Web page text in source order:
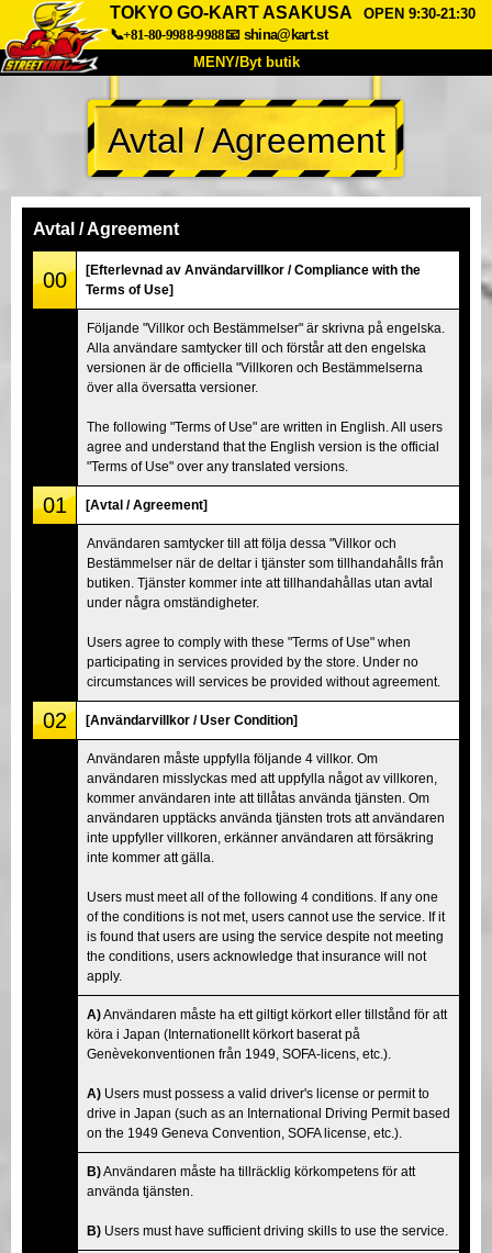
TOKYO GO-KART ASAKUSA
OPEN 9:30-21:30
📞+81-80-9988-9988📧 shina@kart.st
MENY/Byt butik
HEM
Om oss Specifikationer Pris
Företag
Tokyo Shinagawa
Tokyo Akihabara#2 Tokyo Shibuya
Tokyo Shibuya Annex Tokyo Bay
Okinawa
Avtal / Agreement
Avtal / Agreement
00
[Efterlevnad av Användarvillkor / Compliance with the
Terms of Use]
Följande "Villkor och Bestämmelser" är skrivna på engelska.
Alla användare samtycker till och förstår att den engelska
versionen är de officiella "Villkoren och Bestämmelserna
över alla översatta versioner.
The following "Terms of Use" are written in English. All users
agree and understand that the English version is the official
"Terms of Use" over any translated versions.
01 [Avtal / Agreement]
Användaren samtycker till att följa dessa "Villkor och
Bestämmelser när de deltar i tjänster som tillhandahålls från
butiken. Tjänster kommer inte att tillhandahållas utan avtal
under några omständigheter.
Users agree to comply with these "Terms of Use" when
participating in services provided by the store. Under no
circumstances will services be provided without agreement.
02 [Användarvillkor / User Condition]
Användaren måste uppfylla följande 4 villkor. Om
användaren misslyckas med att uppfylla något av villkoren,
kommer användaren inte att tillåtas använda tjänsten. Om
användaren upptäcks använda tjänsten trots att användaren
inte uppfyller villkoren, erkänner användaren att försäkring
inte kommer att gälla.
Users must meet all of the following 4 conditions. If any one
of the conditions is not met, users cannot use the service. If it
is found that users are using the service despite not meeting
the conditions, users acknowledge that insurance will not
apply.
A)Användaren måste ha ett giltigt körkort eller tillstånd för att
köra i Japan (Internationellt körkort baserat på
Genèvekonventionen från 1949, SOFA-licens, etc.).
A) Users must possess a valid driver's license or permit to
drive in Japan (such as an International Driving Permit based
on the 1949 Geneva Convention, SOFA license, etc.).
B)Användaren måste ha tillräcklig körkompetens för att
använda tjänsten.
B) Users must have sufficient driving skills to use the service.